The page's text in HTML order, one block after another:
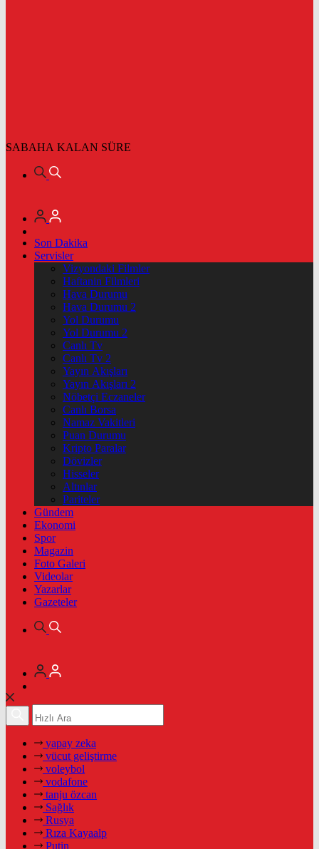
SABAHA KALAN SÜRE
Son Dakika
Servisler
Vizyondaki Filmler
Haftanin Filmleri
Hava Durumu
Hava Durumu 2
Yol Durumu
Yol Durumu 2
Canlı Tv
Canlı Tv 2
Yayın Akışları
Yayın Akışları 2
Nöbetçi Eczaneler
Canlı Borsa
Namaz Vakitleri
Puan Durumu
Kripto Paralar
Dövizler
Hisseler
Altınlar
Pariteler
Gündem
Ekonomi
Spor
Magazin
Foto Galeri
Videolar
Yazarlar
Gazeteler
yapay zeka
vücut geliştirme
voleybol
vodafone
tanju özcan
Sağlık
Rusya
Rıza Kayaalp
Putin